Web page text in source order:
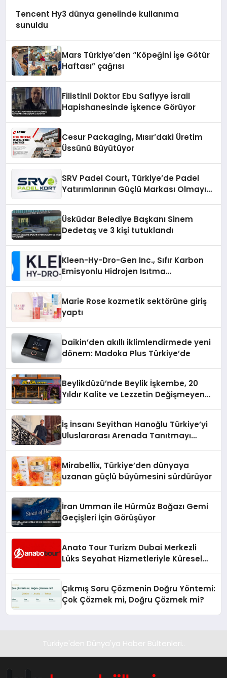
Tencent Hy3 dünya genelinde kullanıma
sunuldu
Mars Türkiye’den “Köpeğini İşe Götür
Haftası” çağrısı
Filistinli Doktor Ebu Safiyye İsrail
Hapishanesinde İşkence Görüyor
Cesur Packaging, Mısır’daki Üretim
Üssünü Büyütüyor
SRV Padel Court, Türkiye’de Padel
Yatırımlarının Güçlü Markası Olmayı
Üsküdar Belediye Başkanı Sinem
Dedetaş ve 3 kişi tutuklandı
Kleen-Hy-Dro-Gen Inc., Sıfır Karbon
Emisyonlu Hidrojen Isıtma
Marie Rose kozmetik sektörüne giriş
yaptı
Daikin’den akıllı iklimlendirmede yeni
dönem: Madoka Plus Türkiye’de
Beylikdüzü’nde Beylik İşkembe, 20
Yıldır Kalite ve Lezzetin Değişmeyen
İş İnsanı Seyithan Hanoğlu Türkiye’yi
Uluslararası Arenada Tanıtmayı
Mirabellix, Türkiye’den dünyaya
uzanan güçlü büyümesini sürdürüyor
İran Umman ile Hürmüz Boğazı Gemi
Geçişleri İçin Görüşüyor
Anato Tour Turizm Dubai Merkezli
Lüks Seyahat Hizmetleriyle Küresel
Çıkmış Soru Çözmenin Doğru Yöntemi:
Çok Çözmek mi, Doğru Çözmek mi?
Türkiye'den Dünya'ya Haber Bültenleri..